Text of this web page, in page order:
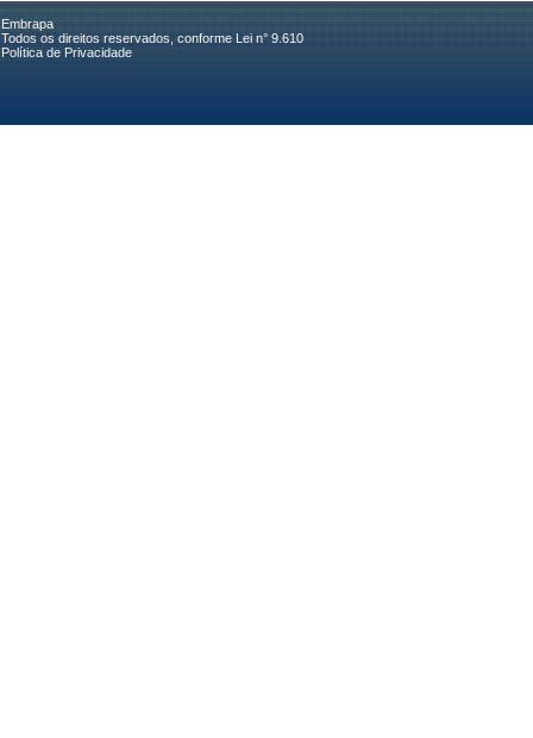
Embrapa
Todos os direitos reservados, conforme Lei n° 9.610
Política de Privacidade